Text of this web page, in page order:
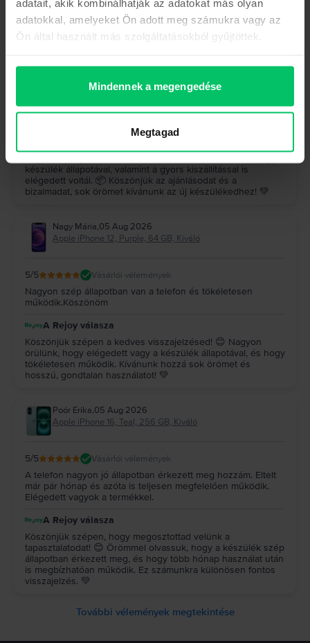
adatait, akik kombinálhatják az adatokat más olyan
adatokkal, amelyeket Ön adott meg számukra vagy az
Ön által használt más szolgáltatásokból gyűjtöttek.
Mindennek a megengedése
Megtagad
Hock József,05 Aug 2026
Samsung Galaxy S23 Ultra 5G Dual Sim, Graphite, 512 GB,
Kiváló
pontos, minden kifogástalanul működik, felülmúlta a
jár
készülék állapotával, valamint a gyors kiszállítással is
elégedett voltál. 📦 Köszönjük az ajánlásodat és a
bizalmadat, sok örömet kívánunk az új készülékedhez! 💚
Nagy Mária,05 Aug 2026
Apple iPhone 12, Purple, 64 GB, Kiváló
5/5 Vásárlói vélemények
Nagyon szép állapotban van a telefon és tökéletesen
működik.Köszönöm
A Rejoy válasza
Köszönjük szépen a kedves visszajelzésed! 😊 Nagyon
örülünk, hogy elégedett vagy a készülék állapotával, és hogy
tökéletesen működik. Kívánunk hozzá sok örömet és
hosszú, gondtalan használatot! 💚
Poór Erika,05 Aug 2026
Apple iPhone 16, Teal, 256 GB, Kiváló
5/5 Vásárlói vélemények
A telefon nagyon jó állapotban érkezett meg hozzám. Eltelt
már pár hónap és azóta is teljesen megfelelően működik.
Elégedett vagyok a termékkel.
A Rejoy válasza
Köszönjük szépen, hogy megosztottad velünk a
tapasztalatodat! 😊 Örömmel olvassuk, hogy a készülék szép
állapotban érkezett meg, és hogy több hónap használat után
is megbízhatóan működik. Ez számunkra különösen fontos
visszajelzés. 💚
További vélemények megtekintése